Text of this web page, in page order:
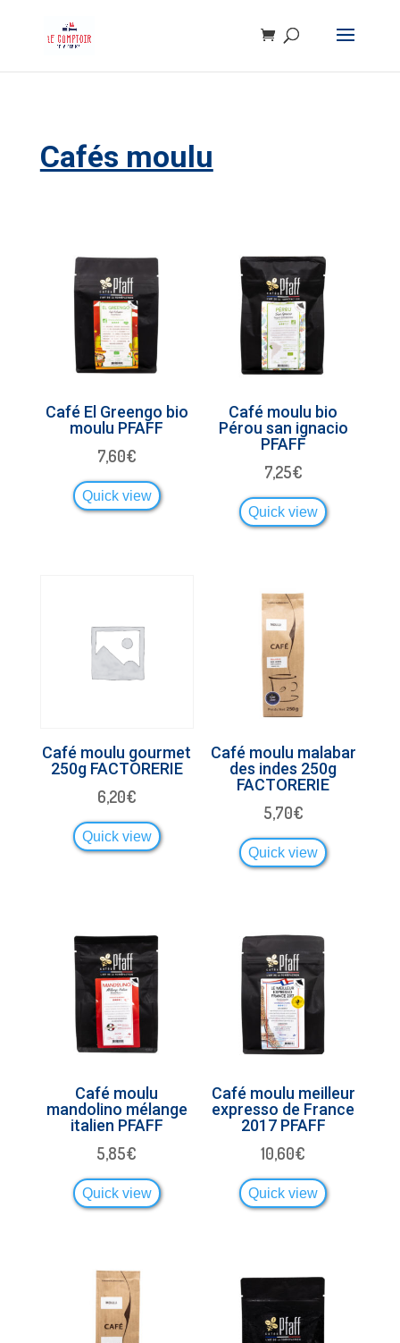
Cafés moulu
Café El Greengo bio
moulu PFAFF
7,60€
Quick view
Café moulu bio
Pérou san ignacio
PFAFF
7,25€
Quick view
Café moulu gourmet
250g FACTORERIE
6,20€
Quick view
Café moulu malabar
des indes 250g
FACTORERIE
5,70€
Quick view
Café moulu
mandolino mélange
italien PFAFF
5,85€
Quick view
Café moulu meilleur
expresso de France
2017 PFAFF
10,60€
Quick view